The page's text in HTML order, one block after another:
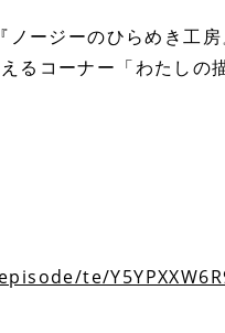
ージーのひらめき工房
コーナー「わたしの
te/